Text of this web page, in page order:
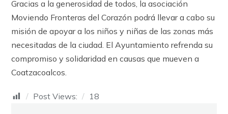
Gracias a la generosidad de todos, la asociación
Moviendo Fronteras del Corazón podrá llevar a cabo su
misión de apoyar a los niños y niñas de las zonas más
necesitadas de la ciudad. El Ayuntamiento refrenda su
compromiso y solidaridad en causas que mueven a
Coatzacoalcos.
Post Views: 18